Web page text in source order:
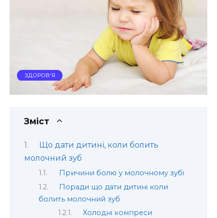
ЗДОРОВ'Я
Зміст
Що дати дитині, коли болить
молочний зуб
Причини болю у молочному зубі
Поради що дати дитині коли
болить молочний зуб
Холодні компреси